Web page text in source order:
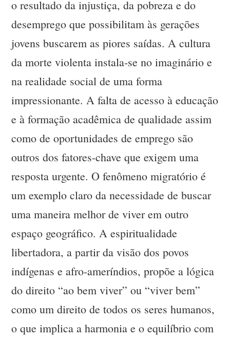
o resultado da injustiça, da pobreza e do
desemprego que possibilitam às gerações
jovens buscarem as piores saídas. A cultura
da morte violenta instala-se no imaginário e
na realidade social de uma forma
impressionante. A falta de acesso à educação
e à formação acadêmica de qualidade assim
como de oportunidades de emprego são
outros dos fatores-chave que exigem uma
resposta urgente. O fenômeno migratório é
um exemplo claro da necessidade de buscar
uma maneira melhor de viver em outro
espaço geográfico. A espiritualidade
libertadora, a partir da visão dos povos
indígenas e afro-ameríndios, propõe a lógica
do direito “ao bem viver” ou “viver bem”
como um direito de todos os seres humanos,
o que implica a harmonia e o equilíbrio com